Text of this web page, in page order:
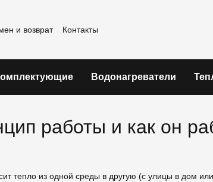
и возврат
Контакты
Водонагреватели
работы и как он
тепло из одной среды в другую (с улицы в дом